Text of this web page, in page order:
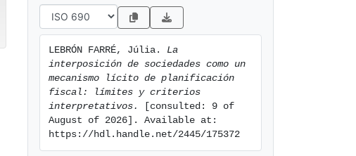
LEBRÓN FARRÉ, Júlia. La
interposición de sociedades como un
mecanismo lícito de planificación
fiscal: límites y criterios
interpretativos.
[consulted: 9 of
August of 2026]. Available at:
https://hdl.handle.net/2445/175372